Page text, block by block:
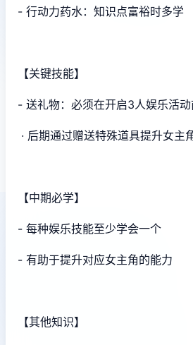
- 行动力药水：知识点富裕时多学
【关键技能】
- 送礼物：必须在开启3人娱乐活
· 后期通过赠送特殊道具提升女主
【中期必学】
- 每种娱乐技能至少学会一个
- 有助于提升对应女主角的能力
【其他知识】